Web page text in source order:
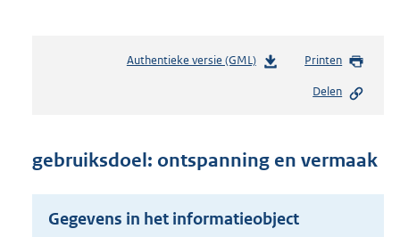
Authentieke versie (GML)b
n
d
s
r
Printen
Delen
gebruiksdoel: ontspanning en vermaak
Gegevens in het informatieobject